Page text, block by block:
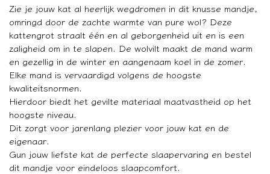
Zie je jouw kat al heerlijk wegdromen in dit knusse mandje,
omringd door de zachte warmte van pure wol? Deze
kattengrot straalt één en al geborgenheid uit en is een
zaligheid om in te slapen. De wolvilt maakt de mand warm
en gezellig in de winter en aangenaam koel in de zomer.
Elke mand is vervaardigd volgens de hoogste
kwaliteitsnormen.
Hierdoor biedt het gevilte materiaal maatvastheid op het
hoogste niveau.
Dit zorgt voor jarenlang plezier voor jouw kat en de
eigenaar.
Gun jouw liefste kat de perfecte slaapervaring en bestel
dit mandje voor eindeloos slaapcomfort.